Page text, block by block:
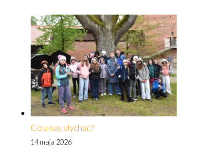
Co u nas słychać?
14 maja 2026